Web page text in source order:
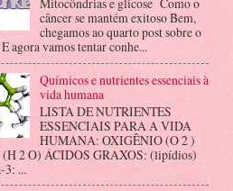
Mitocôndrias e glicose Como o
câncer se mantém exitoso Bem,
chegamos ao quarto post sobre o
agora vamos tentar conhe...
Químicos e nutrientes essenciais à
vida humana
LISTA DE NUTRIENTES
ESSENCIAIS PARA A VIDA
HUMANA: OXIGÊNIO (O 2 )
2 O) ÁCIDOS GRAXOS: (lipídios)
3: ...